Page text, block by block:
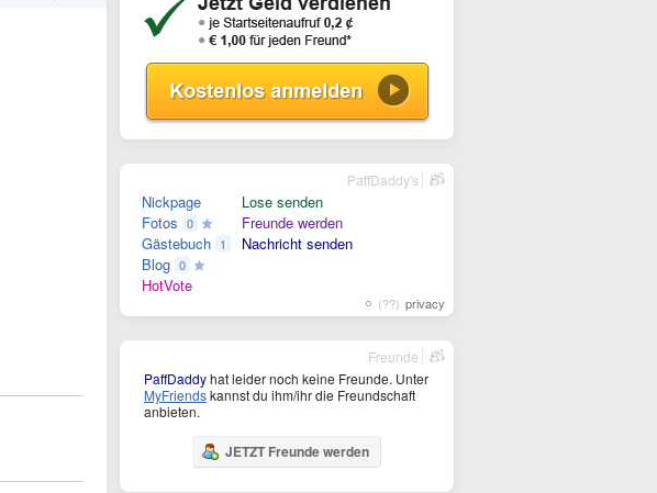
Nickpage
Fotos 0
Gästebuch 1
Blog 0
HotVote
Lose senden
Freunde werden
Nachricht senden
(??) privacy
PaffDaddy's
PaffDaddyhat leider noch keine Freunde. Unter
MyFriendskannst du ihm/ihr die Freundschaft
anbieten.
JETZT Freunde werden
Freunde